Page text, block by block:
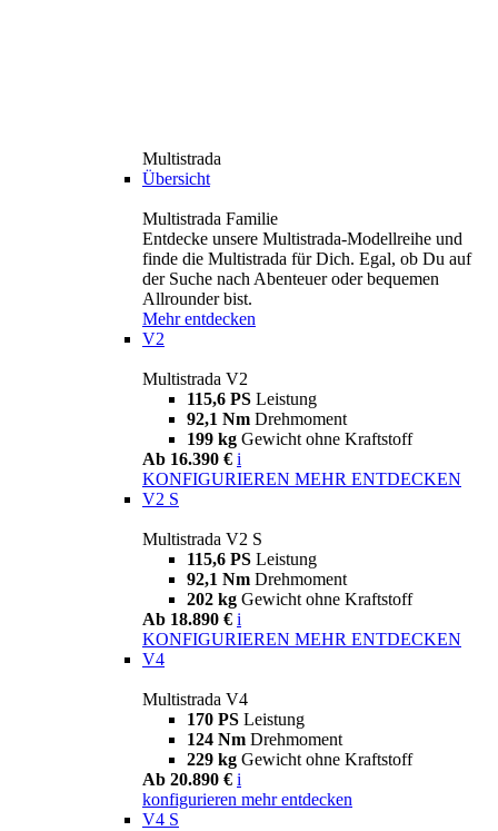
Multistrada
Übersicht
Multistrada Familie
Entdecke unsere Multistrada-Modellreihe und
finde die Multistrada für Dich. Egal, ob Du auf
der Suche nach Abenteuer oder bequemen
Allrounder bist.
Mehr entdecken
V2
Multistrada V2
115,6 PS Leistung
92,1 Nm Drehmoment
199 kg Gewicht ohne Kraftstoff
Ab 16.390 € i
KONFIGURIEREN MEHR ENTDECKEN
V2 S
Multistrada V2 S
115,6 PS Leistung
92,1 Nm Drehmoment
202 kg Gewicht ohne Kraftstoff
Ab 18.890 € i
KONFIGURIEREN MEHR ENTDECKEN
V4
Multistrada V4
170 PS Leistung
124 Nm Drehmoment
229 kg Gewicht ohne Kraftstoff
Ab 20.890 € i
konfigurieren mehr entdecken
V4 S